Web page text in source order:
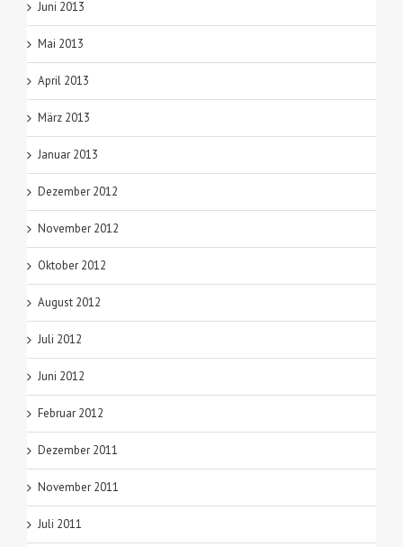
Juni 2013
Mai 2013
April 2013
März 2013
Januar 2013
Dezember 2012
November 2012
Oktober 2012
August 2012
Juli 2012
Juni 2012
Februar 2012
Dezember 2011
November 2011
Juli 2011